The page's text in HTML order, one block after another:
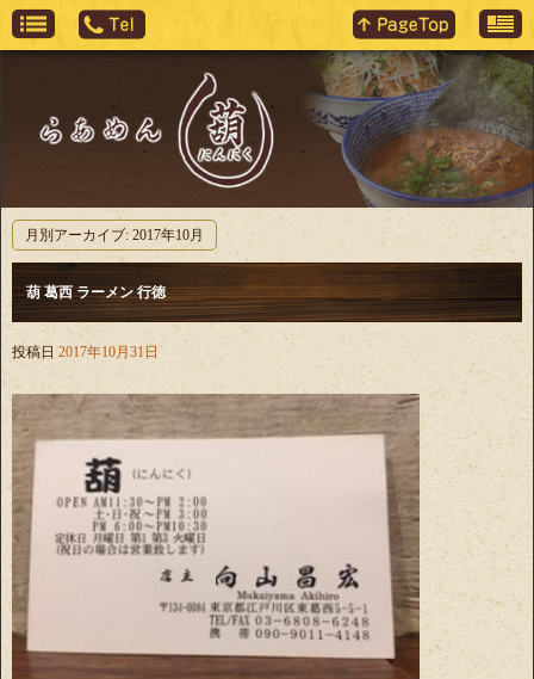
月別アーカイブ: 2017年10月
葫 葛西 ラーメン 行徳
投稿日 2017年10月31日